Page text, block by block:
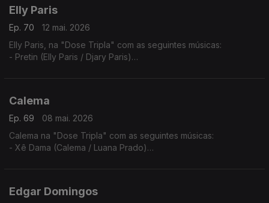
Elly Paris
Ep. 70
12 mai. 2026
Elly Paris, na "Dose Tripla" com as seguintes músicas:
- Pretin (Elly Paris / Djary Paris)
Calema
Ep. 69
08 mai. 2026
Calema na "Dose Tripla" com as seguintes músicas:
- Xê Dama (Calema / Luana Prado)
Edgar Domingos